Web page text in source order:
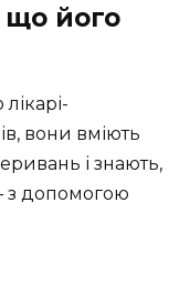
що його
вони вміють
і знають,
з допомогою